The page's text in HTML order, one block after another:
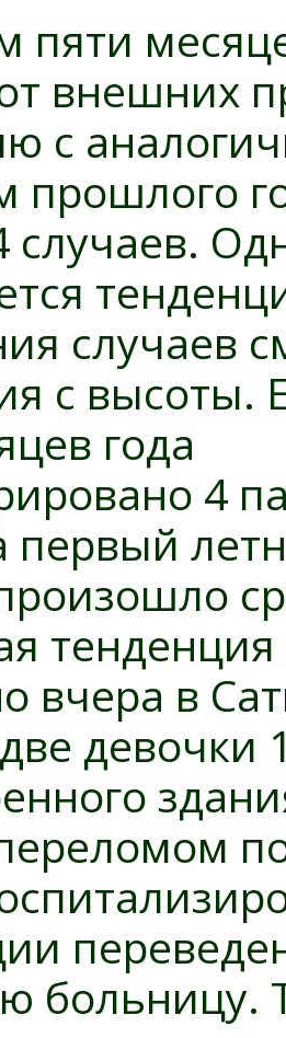
пяти
внешних
с
прошлого
случаев.
случаев
с высоты.
года
4
первый
вчера в
девочки
больницу.